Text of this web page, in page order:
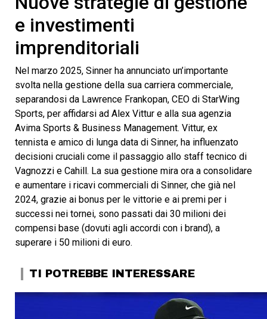
e investimenti
imprenditoriali
Nel marzo 2025, Sinner ha annunciato un’importante
svolta nella gestione della sua carriera commerciale,
separandosi da Lawrence Frankopan, CEO di StarWing
Sports, per affidarsi ad Alex Vittur e alla sua agenzia
Avima Sports & Business Management. Vittur, ex
tennista e amico di lunga data di Sinner, ha influenzato
decisioni cruciali come il passaggio allo staff tecnico di
Vagnozzi e Cahill. La sua gestione mira ora a consolidare
e aumentare i ricavi commerciali di Sinner, che già nel
2024, grazie ai bonus per le vittorie e ai premi per i
successi nei tornei, sono passati dai 30 milioni dei
compensi base (dovuti agli accordi con i brand), a
superare i 50 milioni di euro.
TI POTREBBE INTERESSARE